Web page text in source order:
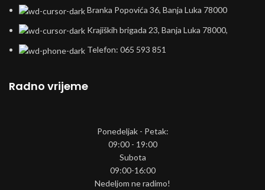
Branka Popovića 36, Banja Luka 78000
Krajiških brigada 23, Banja Luka 78000,
Telefon: 065 593 851
Radno vrijeme
Ponedeljak - Petak:
09:00 - 19:00
Subota
09:00-16:00
Nedeljom ne radimo!